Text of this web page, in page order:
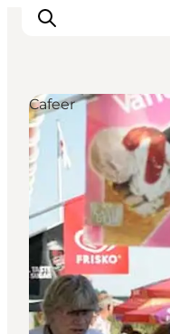
Inspiration
Destinationer
Oplevelser
Overnatning
Planlæg ferien
Cafeer